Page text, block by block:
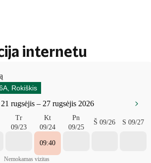
internetu
Rokiškis
21 rugsėjis – 27 rugsėjis 2026
Tr
09/23
Kt
09/24
Pn
09/25
Š 09/26 S 09/27
09:40
Nemokamas vizitas